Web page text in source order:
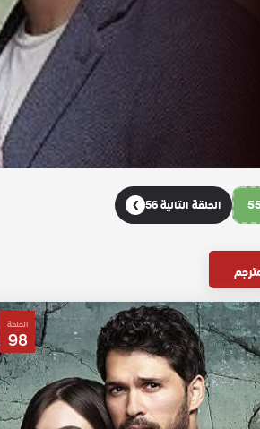
الحلقة التالية 56 ❯
الحلقة
98